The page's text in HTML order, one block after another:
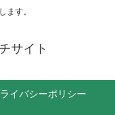
ます。
サイト
イバシーポリシー